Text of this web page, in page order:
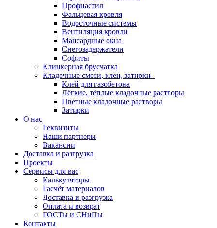
Профнастил
Фальцевая кровля
Водосточные системы
Вентиляция кровли
Мансардные окна
Снегозадержатели
Софиты
Клинкерная брусчатка
Кладочные смеси, клеи, затирки
Клей для газобетона
Лёгкие, тёплые кладочные растворы
Цветные кладочные растворы
Затирки
О нас
Реквизиты
Наши партнеры
Вакансии
Доставка и разгрузка
Проекты
Сервисы для вас
Калькуляторы
Расчёт материалов
Доставка и разгрузка
Оплата и возврат
ГОСТы и СНиПы
Контакты